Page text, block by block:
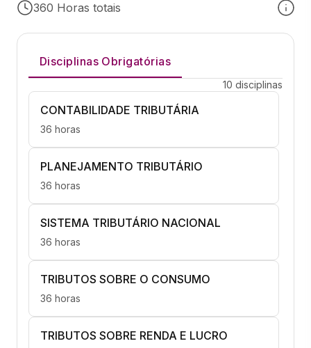
360 Horas totais
Disciplinas Obrigatórias
10 disciplinas
CONTABILIDADE TRIBUTÁRIA
36 horas
PLANEJAMENTO TRIBUTÁRIO
36 horas
SISTEMA TRIBUTÁRIO NACIONAL
36 horas
TRIBUTOS SOBRE O CONSUMO
36 horas
TRIBUTOS SOBRE RENDA E LUCRO